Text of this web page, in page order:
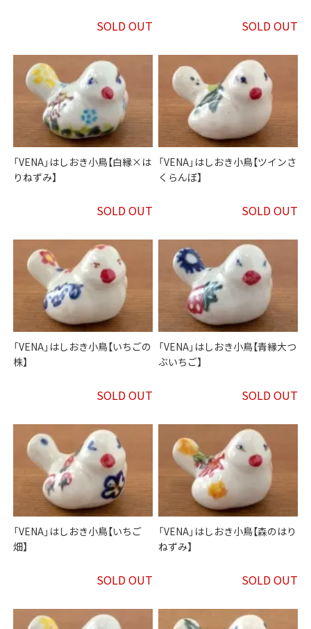
SOLD OUT SOLD OUT
「VENA」はしおき小鳥【白縁×は
りねずみ】
SOLD OUT
「VENA」はしおき小鳥【ツインさ
くらんぼ】
SOLD OUT
「VENA」はしおき小鳥【いちごの
株】
SOLD OUT
「VENA」はしおき小鳥【青縁大つ
ぶいちご】
SOLD OUT
「VENA」はしおき小鳥【いちご
畑】
SOLD OUT
「VENA」はしおき小鳥【森のはり
ねずみ】
SOLD OUT